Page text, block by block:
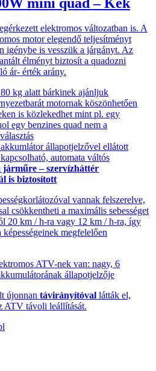
elektromos változatban is. A
motor elegendő teljesítményt
igénybe is vesszük a járgányt. Az
élményt biztosít a quadozni
ár- érték arány.
kg alatt bárkinek ajánljuk
motornak köszönhetően
is közlekedhet mint pl. egy
egy benzines quad nem a
állapotjelzővel ellátott
automata váltós
járműre – szervízháttér
is biztosított
vannak felszerelve,
csökkentheti a maximális sebességet
20 km / h-ra vagy 12 km / h-ra, így
képességeinek megfelelően
ATV-nek van: nagy, 6
állapotjelzője
újonnan távirányítóval látták el,
ATV távoli leállítását.